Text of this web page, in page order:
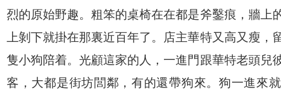
烈的原始野趣。粗笨的桌椅在在都是斧鑿痕，牆上
上剝下就掛在那裏近百年了。店主華特又高又瘦，
隻小狗陪着。光顧這家的人，一進門跟華特老頭兒
客，大都是街坊閭鄰，有的還帶狗來。狗一進來